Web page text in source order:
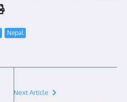
Nepal
Next Article